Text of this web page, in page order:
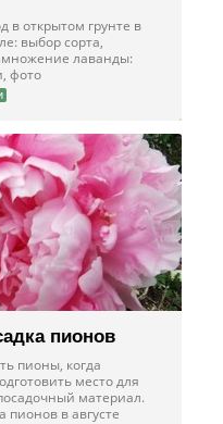
в открытом грунте в
выбор сорта,
лаванды:
фото
пионов
пионы, когда
место для
материал.
пионов в августе